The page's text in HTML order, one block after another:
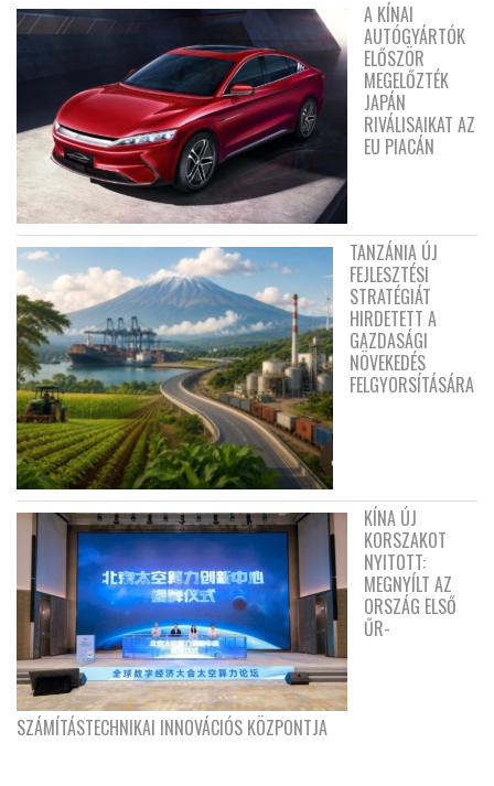
A KÍNAI
AUTÓGYÁRTÓK
ELŐSZÖR
MEGELŐZTÉK
JAPÁN
RIVÁLISAIKAT AZ
EU PIACÁN
TANZÁNIA ÚJ
FEJLESZTÉSI
STRATÉGIÁT
HIRDETETT A
GAZDASÁGI
NÖVEKEDÉS
FELGYORSÍTÁSÁRA
KÍNA ÚJ
KORSZAKOT
NYITOTT:
MEGNYÍLT AZ
ORSZÁG ELSŐ
ŰR-
SZÁMÍTÁSTECHNIKAI INNOVÁCIÓS KÖZPONTJA